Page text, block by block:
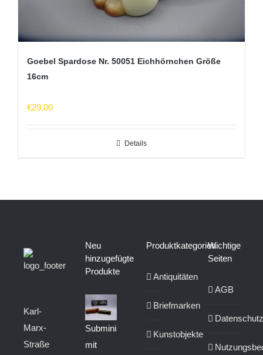
Goebel Spardose Nr. 50051 Eichhörnchen Größe
16cm
€29.00
Details
Karl-
Marx-
Straße
Neu
hinzugefügte
Produkte
Subminiaturkamera
mit
Produktkategorien
Antiquitäten
Briefmarken
Kunstobjekte
Wichtige
Seiten
AGB
Datenschutz